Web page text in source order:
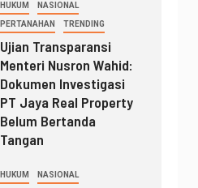
HUKUM NASIONAL
PERTANAHAN TRENDING
Ujian Transparansi
Menteri Nusron Wahid:
Dokumen Investigasi
PT Jaya Real Property
Belum Bertanda
Tangan
HUKUM NASIONAL